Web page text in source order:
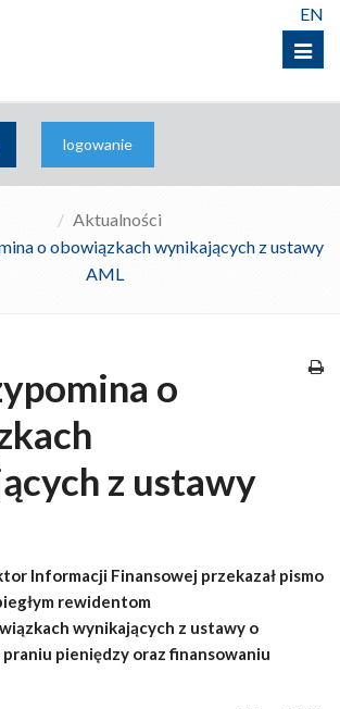
Menu
EN
logowanie
Aktualności
o obowiązkach wynikających z ustawy
AML
o
z ustawy
Informacji Finansowej przekazał pismo
rewidentom
wynikających z ustawy o
pieniędzy oraz finansowaniu